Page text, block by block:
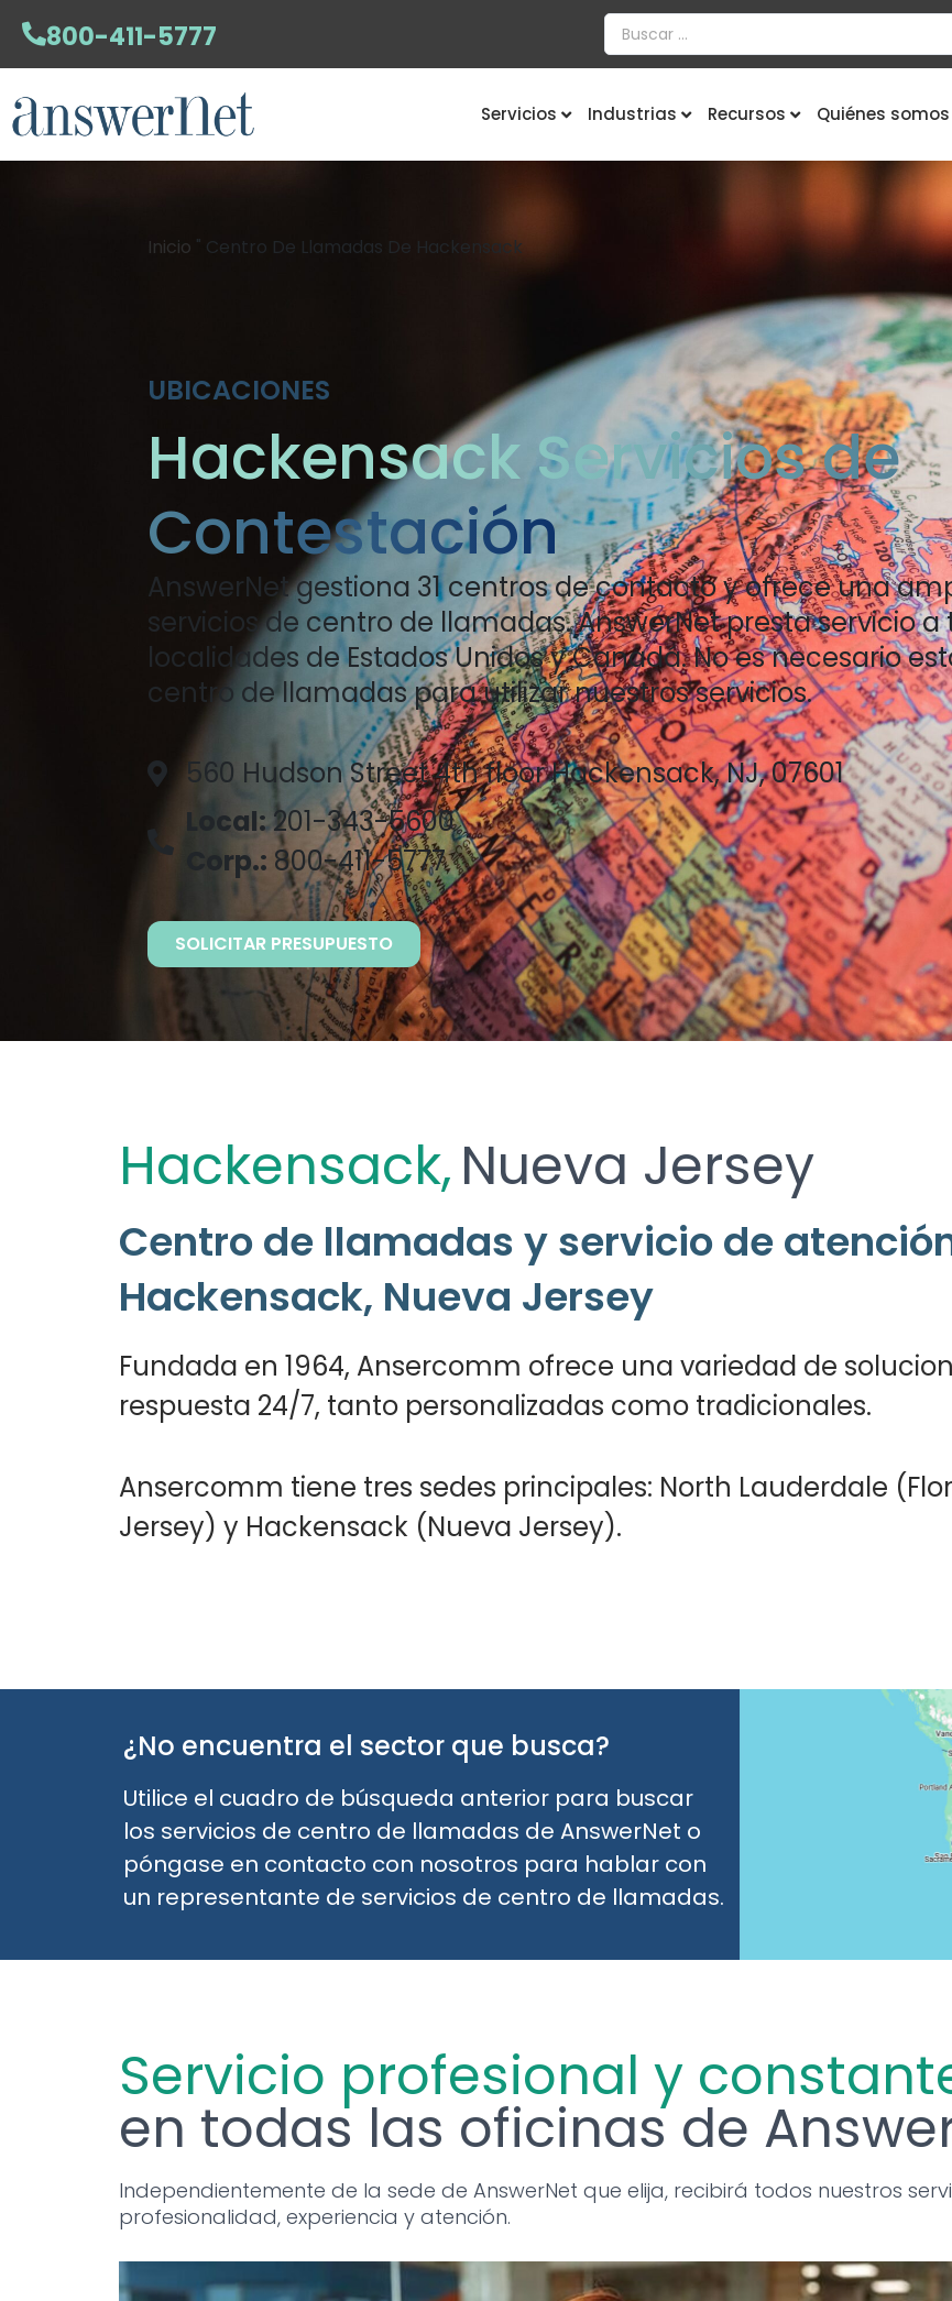
800-411-5777
Servicios Industrias Recursos Quiénes somos
Inicio " Centro De Llamadas De Hackensack
UBICACIONES
Hackensack Servicios de
Contestación
AnswerNet gestiona 31 centros de contacto y ofrece una
servicios de centro de llamadas. AnswerNet presta servicio a
localidades de Estados Unidos y Canadá. No es necesario
centro de llamadas para utilizar nuestros servicios.
560 Hudson Street 4th floor Hackensack, NJ, 07601
Local:201-343-5600
Corp.: 800-411-5777
SOLICITAR PRESUPUESTO
Hackensack,Nueva Jersey
Centro de llamadas y servicio de
Hackensack, Nueva Jersey
Fundada en 1964, Ansercomm ofrece una variedad de
respuesta 24/7, tanto personalizadas como tradicionales.
Ansercomm tiene tres sedes principales: North Lauderdale
Jersey) y Hackensack (Nueva Jersey).
¿No encuentra el sector que busca?
Utilice el cuadro de búsqueda anterior para buscar
los servicios de centro de llamadas de AnswerNet o
póngase en contacto con nosotros para hablar con
un representante de servicios de centro de llamadas.
Servicio profesional y
en todas las oficinas de
Independientemente de la sede de AnswerNet que elija, recibirá todos nuestros
profesionalidad, experiencia y atención.